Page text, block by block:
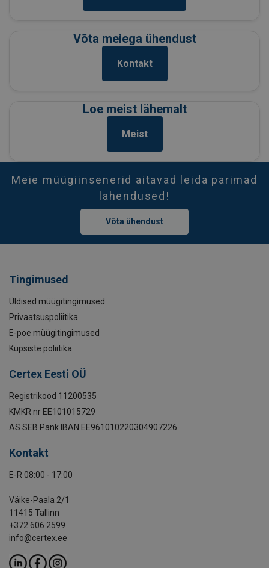
Võta meiega ühendust
Kontakt
Loe meist lähemalt
Meist
Meie müügiinsenerid aitavad leida parimad
lahendused!
Võta ühendust
Tingimused
Üldised müügitingimused
Privaatsuspoliitika
E-poe müügitingimused
Küpsiste poliitika
Certex Eesti OÜ
Registrikood 11200535
KMKR nr EE101015729
AS SEB Pank IBAN EE961010220304907226
Kontakt
E-R 08:00 - 17:00
Väike-Paala 2/1
11415 Tallinn
+372 606 2599
info@certex.ee